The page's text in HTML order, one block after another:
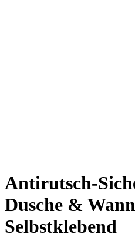
Antirutsch-
Dusche &
Selbstklebend